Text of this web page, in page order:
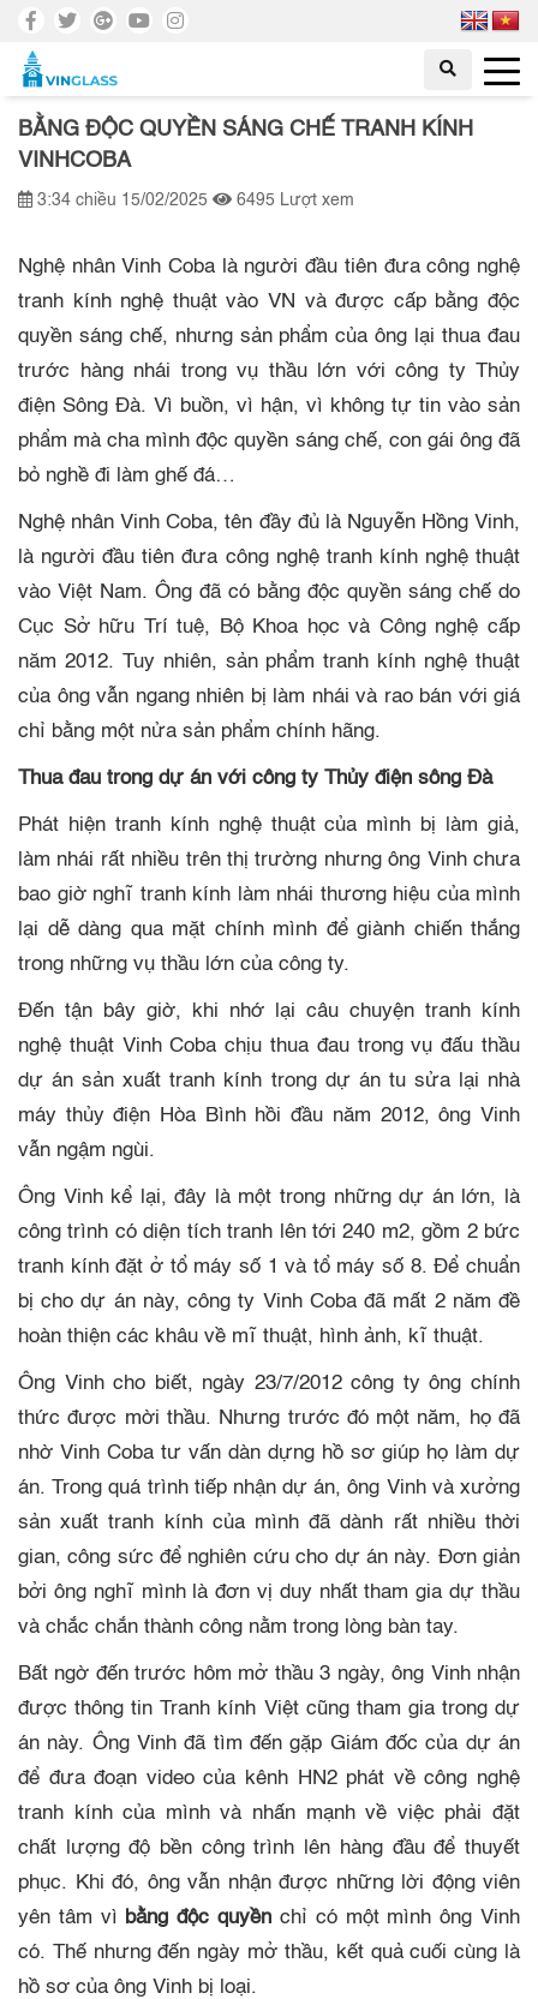
BẰNG ĐỘC QUYỀN SÁNG CHẾ TRANH KÍNH
VINHCOBA
3:34 chiều 15/02/2025 6495 Lượt xem
Nghệ nhân Vinh Coba là người đầu tiên đưa công nghệ
tranh kính nghệ thuật vào VN và được cấp bằng độc
quyền sáng chế, nhưng sản phẩm của ông lại thua đau
trước hàng nhái trong vụ thầu lớn với công ty Thủy
điện Sông Đà. Vì buồn, vì hận, vì không tự tin vào sản
phẩm mà cha mình độc quyền sáng chế, con gái ông đã
bỏ nghề đi làm ghế đá…
Nghệ nhân Vinh Coba, tên đầy đủ là Nguyễn Hồng Vinh,
là người đầu tiên đưa công nghệ tranh kính nghệ thuật
vào Việt Nam. Ông đã có bằng độc quyền sáng chế do
Cục Sở hữu Trí tuệ, Bộ Khoa học và Công nghệ cấp
năm 2012. Tuy nhiên, sản phẩm tranh kính nghệ thuật
của ông vẫn ngang nhiên bị làm nhái và rao bán với giá
chỉ bằng một nửa sản phẩm chính hãng.
Thua đau trong dự án với công ty Thủy điện sông Đà
Phát hiện tranh kính nghệ thuật của mình bị làm giả,
làm nhái rất nhiều trên thị trường nhưng ông Vinh chưa
bao giờ nghĩ tranh kính làm nhái thương hiệu của mình
lại dễ dàng qua mặt chính mình để giành chiến thắng
trong những vụ thầu lớn của công ty.
Đến tận bây giờ, khi nhớ lại câu chuyện tranh kính
nghệ thuật Vinh Coba chịu thua đau trong vụ đấu thầu
dự án sản xuất tranh kính trong dự án tu sửa lại nhà
máy thủy điện Hòa Bình hồi đầu năm 2012, ông Vinh
vẫn ngậm ngùi.
Ông Vinh kể lại, đây là một trong những dự án lớn, là
công trình có diện tích tranh lên tới 240 m2, gồm 2 bức
tranh kính đặt ở tổ máy số 1 và tổ máy số 8. Để chuẩn
bị cho dự án này, công ty Vinh Coba đã mất 2 năm đề
hoàn thiện các khâu về mĩ thuật, hình ảnh, kĩ thuật.
Ông Vinh cho biết, ngày 23/7/2012 công ty ông chính
thức được mời thầu. Nhưng trước đó một năm, họ đã
nhờ Vinh Coba tư vấn dàn dựng hồ sơ giúp họ làm dự
án. Trong quá trình tiếp nhận dự án, ông Vinh và xưởng
sản xuất tranh kính của mình đã dành rất nhiều thời
gian, công sức để nghiên cứu cho dự án này. Đơn giản
bởi ông nghĩ mình là đơn vị duy nhất tham gia dự thầu
và chắc chắn thành công nằm trong lòng bàn tay.
Bất ngờ đến trước hôm mở thầu 3 ngày, ông Vinh nhận
được thông tin Tranh kính Việt cũng tham gia trong dự
án này. Ông Vinh đã tìm đến gặp Giám đốc của dự án
để đưa đoạn video của kênh HN2 phát về công nghệ
tranh kính của mình và nhấn mạnh về việc phải đặt
chất lượng độ bền công trình lên hàng đầu để thuyết
phục. Khi đó, ông vẫn nhận được những lời động viên
yên tâm vì bằng độc quyền chỉ có một mình ông Vinh
có. Thế nhưng đến ngày mở thầu, kết quả cuối cùng là
hồ sơ của ông Vinh bị loại.